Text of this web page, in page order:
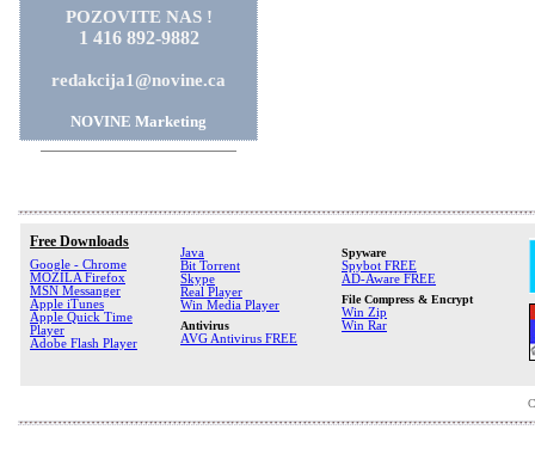
POZOVITE NAS !
1 416 892-9882
redakcija1@novine.ca
NOVINE Marketing
Free Downloads
Google - Chrome
MOZILA Firefox
MSN Messanger
Apple iTunes
Apple Quick Time
Player
Adobe Flash Player
Java
Bit Torrent
Skype
Real Player
Win Media Player
Antivirus
AVG Antivirus FREE
Spyware
Spybot FREE
AD-Aware FREE
File Compress & Encrypt
Win Zip
Win Rar